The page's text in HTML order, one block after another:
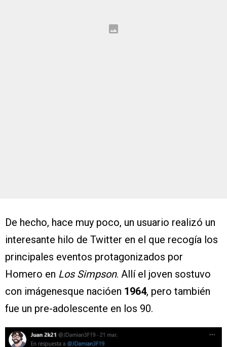
De hecho, hace muy poco, un usuario realizó un
interesante hilo de Twitter en el que recogía los
principales eventos protagonizados por
Homero en Los Simpson. Allí el joven sostuvo
con imágenesque nacióen 1964, pero también
fue un pre-adolescente en los 90.